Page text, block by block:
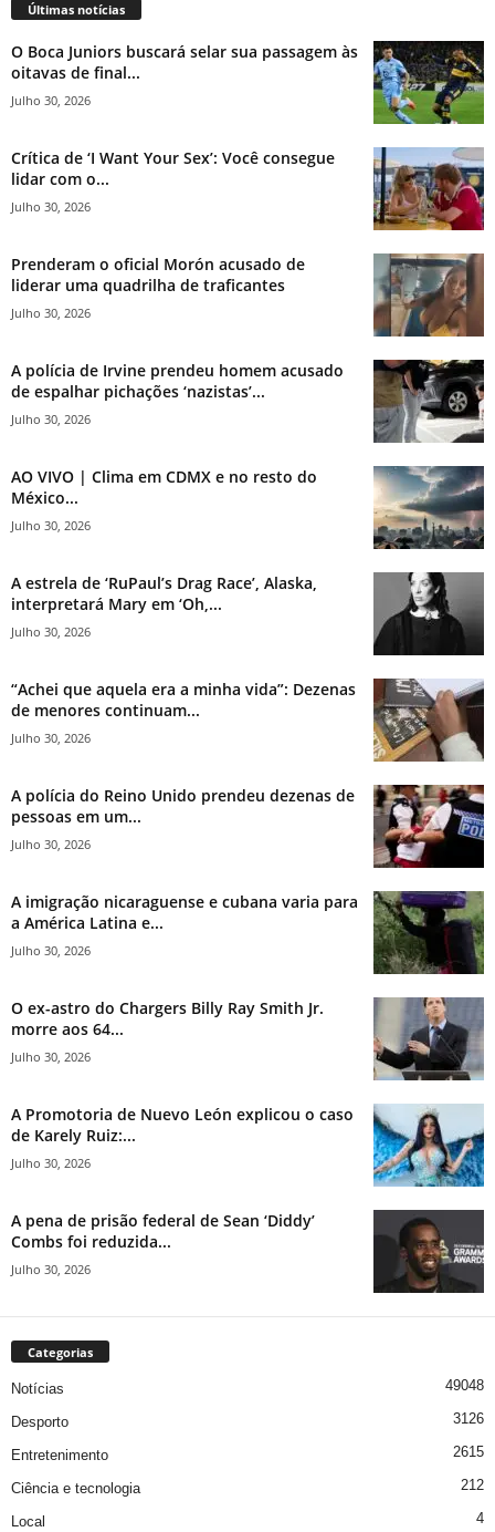
Últimas notícias
O Boca Juniors buscará selar sua passagem às
oitavas de final...
Julho 30, 2026
Crítica de ‘I Want Your Sex’: Você consegue
lidar com o...
Julho 30, 2026
Prenderam o oficial Morón acusado de
liderar uma quadrilha de traficantes
Julho 30, 2026
A polícia de Irvine prendeu homem acusado
de espalhar pichações ‘nazistas’...
Julho 30, 2026
AO VIVO | Clima em CDMX e no resto do
México...
Julho 30, 2026
A estrela de ‘RuPaul’s Drag Race’, Alaska,
interpretará Mary em ‘Oh,...
Julho 30, 2026
“Achei que aquela era a minha vida”: Dezenas
de menores continuam...
Julho 30, 2026
A polícia do Reino Unido prendeu dezenas de
pessoas em um...
Julho 30, 2026
A imigração nicaraguense e cubana varia para
a América Latina e...
Julho 30, 2026
O ex-astro do Chargers Billy Ray Smith Jr.
morre aos 64...
Julho 30, 2026
A Promotoria de Nuevo León explicou o caso
de Karely Ruiz:...
Julho 30, 2026
A pena de prisão federal de Sean ‘Diddy’
Combs foi reduzida...
Julho 30, 2026
Categorias
Notícias 49048
Desporto 3126
Entretenimento 2615
Ciência e tecnologia 212
Local 4